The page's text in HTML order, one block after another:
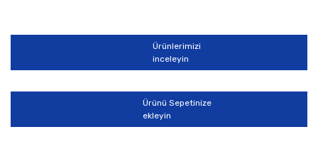
Yorum Yaz
Görüş ve önerileriniz için teşekkür ederiz.
Ürün resmi kalitesiz, bozuk veya görüntülenemiyor.
Ürün açıklamasında eksik bilgiler bulunuyor.
Ürün bilgilerinde hatalar bulunuyor.
Ürün fiyatı diğer sitelerden daha pahalı.
Ürünlerimizi
inceleyin
Ürünü Sepetinize
ekleyin